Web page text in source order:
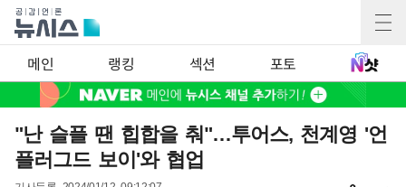
메인 랭킹 섹션 포토
"난 슬플 땐 힙합을 춰"…투어스, 천계영 '언
플러그드 보이'와 협업